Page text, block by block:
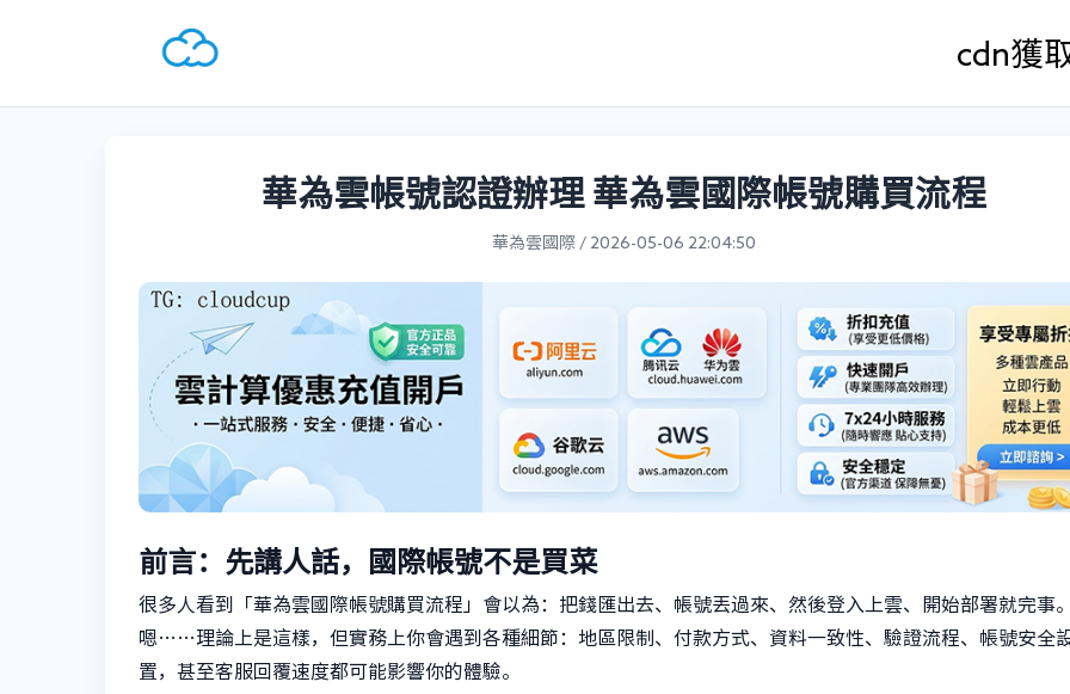
cdn獲
華為雲帳號認證辦理 華為雲國際帳號購買流程
華為雲國際 / 2026-05-06 22:04:50
前言：先講人話，國際帳號不是買菜
很多人看到「華為雲國際帳號購買流程」會以為：把錢匯出去、帳號丟過來、然後登入上雲、開始部署就完事。
嗯……理論上是這樣，但實務上你會遇到各種細節：地區限制、付款方式、資料一致性、驗證流程、帳號安全
置，甚至客服回覆速度都可能影響你的體驗。